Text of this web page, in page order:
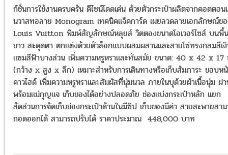
ก์ชั่นการใช้งานครบครัน ดีไซน์โดดเด่น ด้วยตัวกระเป๋าผลิตจากคอตตอ
นวาสทอลาย Monogram เทคนิคแจ็คการ์ด เผยลวดลายเอกลักษณ์ข
Louis Vuitton พิมพ์สัญลักษณ์หลุยส์ วิตตองขนาดโอเวอร์ไซส์ บนพื้
ขาว สะดุดตา ตกแต่งด้วยตัวล็อกแบบผสมผสานและสายโซ่ทรงกลมสีเ
แซมสีฟ้าบางส่วน เพิ่มความหรูหราและทันสมัย ขนาด: 40 x 42 x 17
(กว้าง x สูง x ลึก) เหมาะสำหรับการเดินทางหรือเก็บสัมภาระ ขอบห
คาวไฮด์ เพิ่มความหรูหราและสัมผัสที่นุ่มนวล ภายในบุด้วยผ้าเนื้อนุ่ม ฝ
พร้อมแม่กุญแจ เก็บของได้อย่างปลอดภัย ช่องแบ่งกระเป๋าหลัก แยก
สัดส่วนการจัดเก็บช่องกระเป๋าด้านในมีซิป เก็บของมีค่า สายสะพายสา
ถอดออกได้ สามารถปรับได้ ราคาประมาณ 448,000 บาท